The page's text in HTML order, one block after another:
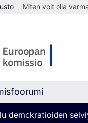
Miten voit olla
demokratioiden